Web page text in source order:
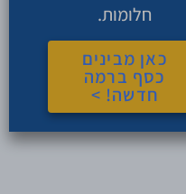
חלומות.
כאן מבינים
כסף ברמה
חדשה! >